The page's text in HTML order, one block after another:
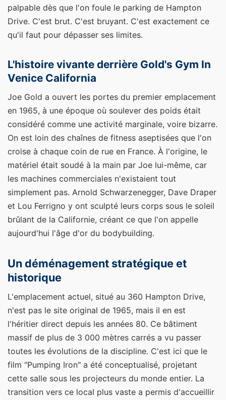
palpable dès que l'on foule le parking de Hampton
Drive. C'est brut. C'est bruyant. C'est exactement ce
qu'il faut pour dépasser ses limites.
L'histoire vivante derrière Gold's Gym In
Venice California
Joe Gold a ouvert les portes du premier emplacement
en 1965, à une époque où soulever des poids était
considéré comme une activité marginale, voire bizarre.
On est loin des chaînes de fitness aseptisées que l'on
croise à chaque coin de rue en France. À l'origine, le
matériel était soudé à la main par Joe lui-même, car
les machines commerciales n'existaient tout
simplement pas. Arnold Schwarzenegger, Dave Draper
et Lou Ferrigno y ont sculpté leurs corps sous le soleil
brûlant de la Californie, créant ce que l'on appelle
aujourd'hui l'âge d'or du bodybuilding.
Un déménagement stratégique et
historique
L'emplacement actuel, situé au 360 Hampton Drive,
n'est pas le site original de 1965, mais il en est
l'héritier direct depuis les années 80. Ce bâtiment
massif de plus de 3 000 mètres carrés a vu passer
toutes les évolutions de la discipline. C'est ici que le
film "Pumping Iron" a été conceptualisé, projetant
cette salle sous les projecteurs du monde entier. La
transition vers ce local plus vaste a permis d'accueillir